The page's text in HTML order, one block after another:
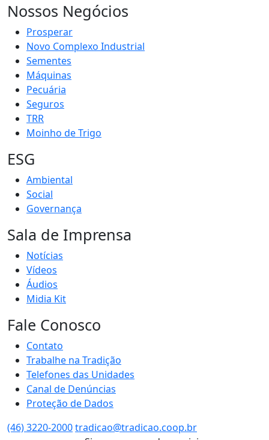
Nossos Negócios
Prosperar
Novo Complexo Industrial
Sementes
Máquinas
Pecuária
Seguros
TRR
Moinho de Trigo
ESG
Ambiental
Social
Governança
Sala de Imprensa
Notícias
Vídeos
Áudios
Midia Kit
Fale Conosco
Contato
Trabalhe na Tradição
Telefones das Unidades
Canal de Denúncias
Proteção de Dados
(46) 3220-2000tradicao@tradicao.coop.br